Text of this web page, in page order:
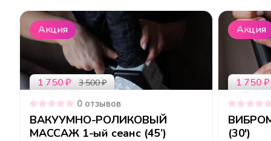
Акция
1 750₽ 3 500₽
0 отзывов
ВАКУУМНО-РОЛИКОВЫЙ
МАССАЖ 1-ый сеанс (45’)
Акция
1 750₽
(30')